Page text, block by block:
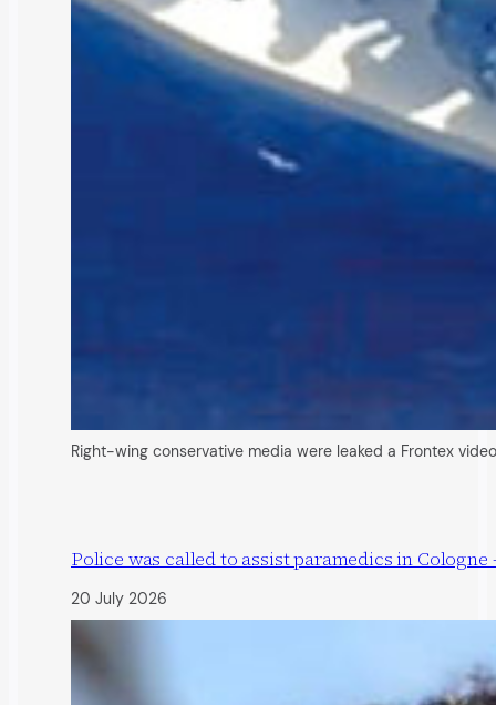
Right-wing conservative media were leaked a Frontex
Police was called to assist paramedics in
20 July 2026